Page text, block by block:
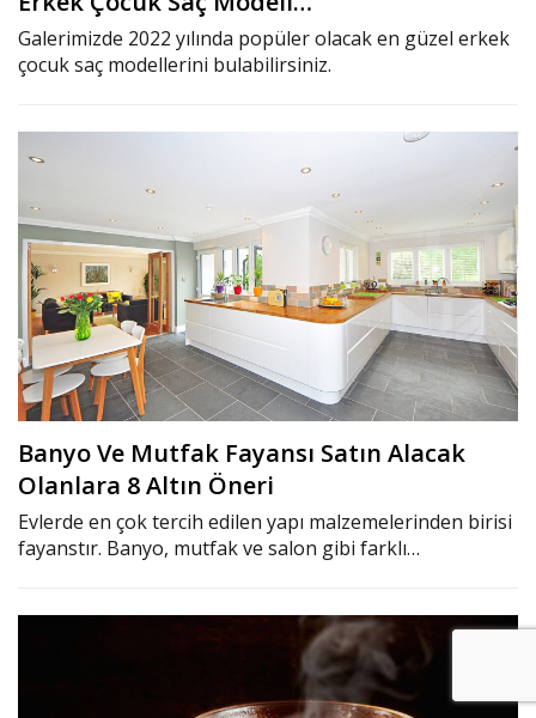
Galerimizde 2022 yılında popüler olacak en güzel erkek
çocuk saç modellerini bulabilirsiniz.
Banyo Ve Mutfak Fayansı Satın Alacak
Olanlara 8 Altın Öneri
Evlerde en çok tercih edilen yapı malzemelerinden birisi
fayanstır. Banyo, mutfak ve salon gibi farklı…